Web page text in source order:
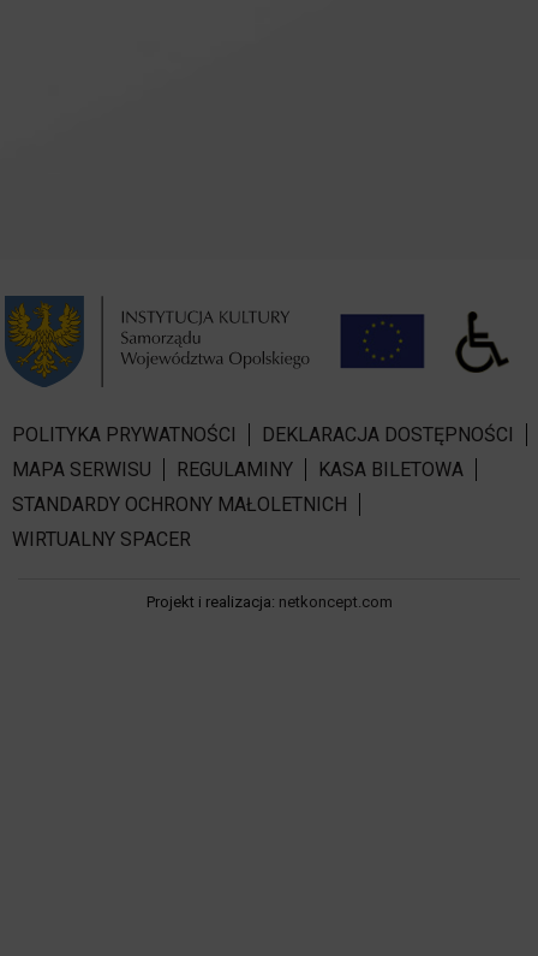
POLITYKA PRYWATNOŚCI
DEKLARACJA DOSTĘPNOŚCI
MAPA SERWISU
REGULAMINY
KASA BILETOWA
STANDARDY OCHRONY MAŁOLETNICH
WIRTUALNY SPACER
Projekt i realizacja: netkoncept.com